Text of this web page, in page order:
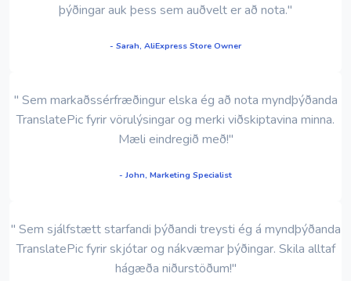
þýðingar auk þess sem auðvelt er að nota."
- Sarah, AliExpress Store Owner
" Sem markaðssérfræðingur elska ég að nota myndþýðanda
TranslatePic fyrir vörulýsingar og merki viðskiptavina minna.
Mæli eindregið með!"
- John, Marketing Specialist
" Sem sjálfstætt starfandi þýðandi treysti ég á myndþýðanda
TranslatePic fyrir skjótar og nákvæmar þýðingar. Skila alltaf
hágæða niðurstöðum!"